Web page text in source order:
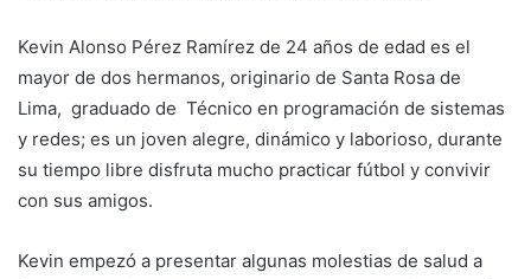
Kevin Alonso Pérez Ramírez de 24 años de edad es el
mayor de dos hermanos, originario de Santa Rosa de
Lima, graduado de Técnico en programación de sistemas
y redes; es un joven alegre, dinámico y laborioso, durante
su tiempo libre disfruta mucho practicar fútbol y convivir
con sus amigos.
Kevin empezó a presentar algunas molestias de salud a